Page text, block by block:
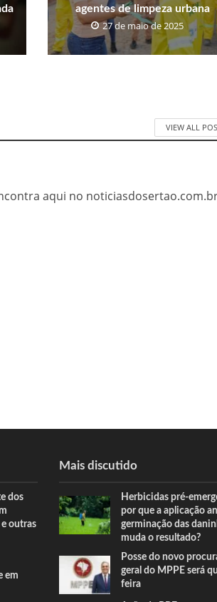
agentes de limpeza urbana
27 de maio de 2025
VIEW ALL
aqui no
dos
outras
em
Mais discutido
Herbicidas pré-
por que a aplicação
germinação das
muda o resultado?
Posse do novo
geral do MPPE será
feira